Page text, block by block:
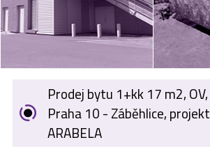
NÁŠ ČASOPIS
KARIÉRA
KONTAKT
Prodej bytu 1+kk 17 m2, OV,
Praha 10 - Záběhlice, projekt
ARABELA